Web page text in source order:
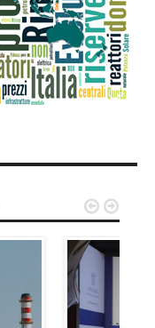
 